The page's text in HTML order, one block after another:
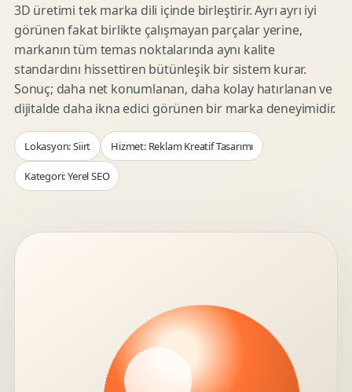
3D üretimi tek marka dili içinde birleştirir. Ayrı ayrı iyi
görünen fakat birlikte çalışmayan parçalar yerine,
markanın tüm temas noktalarında aynı kalite
standardını hissettiren bütünleşik bir sistem kurar.
Sonuç; daha net konumlanan, daha kolay hatırlanan ve
dijitalde daha ikna edici görünen bir marka deneyimidir.
Lokasyon: Siirt Hizmet: Reklam Kreatif Tasarımı
Kategori: Yerel SEO